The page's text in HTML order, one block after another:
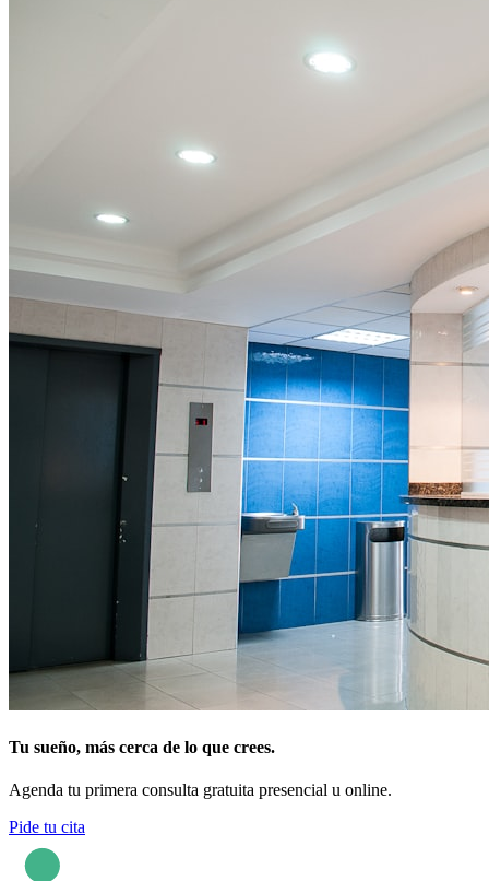
Tu sueño, más cerca de lo que crees.
Agenda tu primera consulta gratuita presencial u online.
Pide tu cita